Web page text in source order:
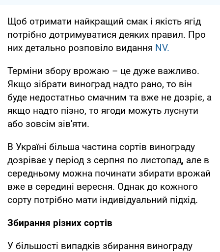
Щоб отримати найкращий смак і якість ягід
потрібно дотримуватися деяких правил. Про
них детально розповіло видання NV.
Терміни збору врожаю – це дуже важливо.
Якщо зібрати виноград надто рано, то він
буде недостатньо смачним та вже не дозріє, а
якщо надто пізно, то ягоди можуть луснути
або зовсім зів'яти.
В Україні більша частина сортів винограду
дозріває у період з серпня по листопад, але в
середньому можна починати збирати врожай
вже в середині вересня. Однак до кожного
сорту потрібно мати індивідуальний підхід.
Збирання різних сортів
У більшості випадків збирання винограду